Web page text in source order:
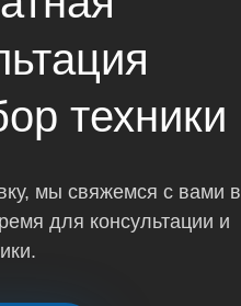
мы свяжемся с вами в
для консультации и
техники